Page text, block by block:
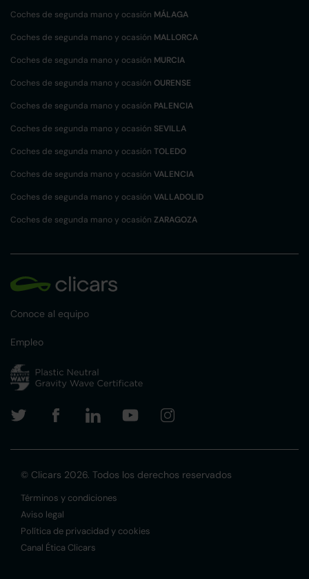
Coches de segunda mano y ocasión MÁLAGA
Coches de segunda mano y ocasión MALLORCA
Coches de segunda mano y ocasión MURCIA
Coches de segunda mano y ocasión OURENSE
Coches de segunda mano y ocasión PALENCIA
Coches de segunda mano y ocasión SEVILLA
Coches de segunda mano y ocasión TOLEDO
Coches de segunda mano y ocasión VALENCIA
Coches de segunda mano y ocasión VALLADOLID
Coches de segunda mano y ocasión ZARAGOZA
Conoce al equipo
Empleo
© Clicars 2026. Todos los derechos reservados
Términos y condiciones
Aviso legal
Política de privacidad y cookies
Canal Ética Clicars